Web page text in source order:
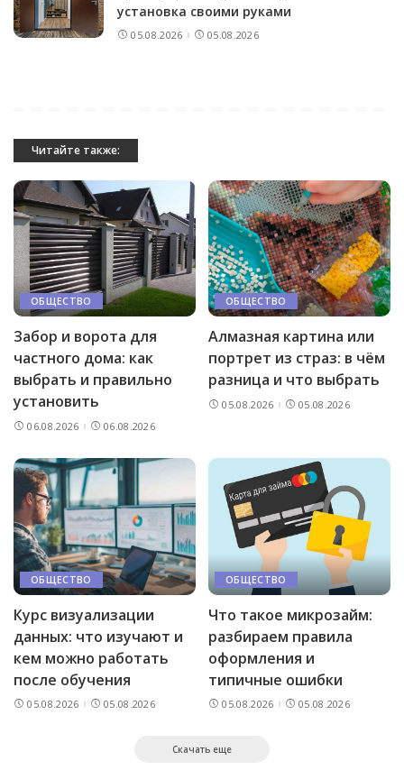
установка своими руками
05.08.2026 05.08.2026
Читайте также:
ОБЩЕСТВО
Забор и ворота для
частного дома: как
выбрать и правильно
установить
06.08.2026 06.08.2026
ОБЩЕСТВО
Алмазная картина или
портрет из страз: в чём
разница и что выбрать
05.08.2026 05.08.2026
ОБЩЕСТВО
Курс визуализации
данных: что изучают и
кем можно работать
после обучения
05.08.2026 05.08.2026
ОБЩЕСТВО
Что такое микрозайм:
разбираем правила
оформления и
типичные ошибки
05.08.2026 05.08.2026
Скачать еще